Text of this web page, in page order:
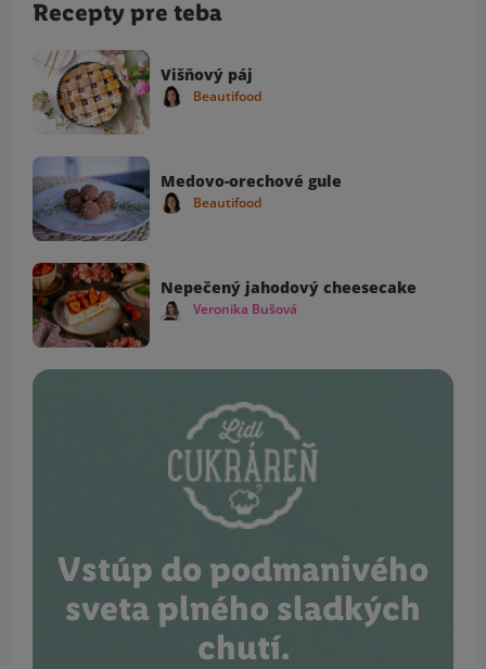
Recepty pre teba
Višňový páj
Beautifood
Medovo-orechové gule
Beautifood
Nepečený jahodový cheesecake
Veronika Bušová
Vstúp do podmanivého
sveta plného sladkých
chutí.